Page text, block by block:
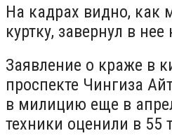
На кадрах видно, как
куртку, завернул в
Заявление о краже в
проспекте Чингиза
в милицию еще в
техники оценили в 55